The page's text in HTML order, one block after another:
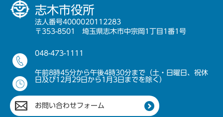
志木市役所
法人番号4000020112283
〒353-8501 埼玉県志木市中宗岡1丁目1番1号
048-473-1111
午前8時45分から午後4時30分まで（土・日曜日、祝休
日及び12月29日から1月3日までを除く）
お問い合わせフォーム